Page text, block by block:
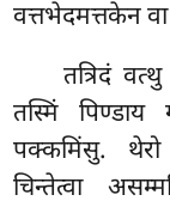
वत्तभेदमत्तकेन
तत्रिदं
तस्मिं पिण्डाय
पक्कमिंसु. थेरो
चिन्तेत्वा